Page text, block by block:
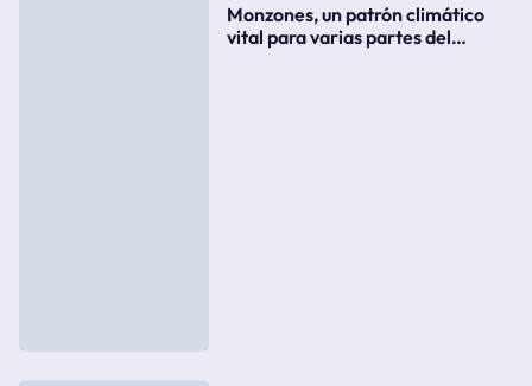
Monzones, un patrón climático
vital para varias partes del